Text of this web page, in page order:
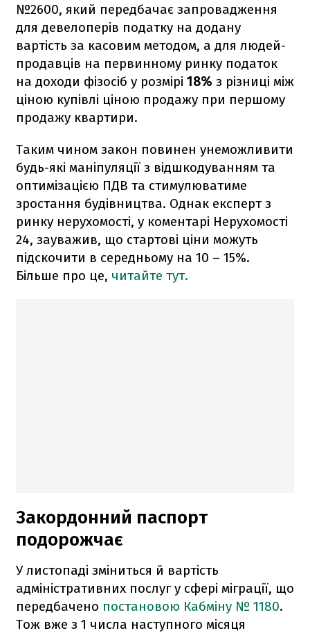
№2600, який передбачає запровадження
для девелоперів податку на додану
вартість за касовим методом, а для людей-
продавців на первинному ринку податок
на доходи фізосіб у розмірі 18% з різниці між
ціною купівлі ціною продажу при першому
продажу квартири.
Таким чином закон повинен унеможливити
будь-які маніпуляції з відшкодуванням та
оптимізацією ПДВ та стимулюватиме
зростання будівництва. Однак експерт з
ринку нерухомості, у коментарі Нерухомості
24, зауважив, що стартові ціни можуть
підскочити в середньому на 10 – 15%.
Більше про це, читайте тут.
Закордонний паспорт
подорожчає
У листопаді зміниться й вартість
адміністративних послуг у сфері міграції, що
передбачено постановою Кабміну № 1180.
Тож вже з 1 числа наступного місяця